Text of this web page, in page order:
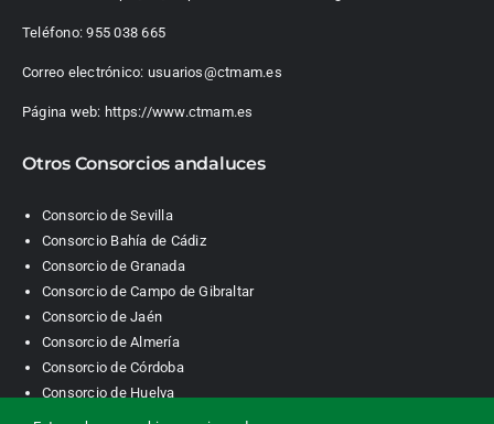
Teléfono:955 038 665
Correo electrónico: usuarios@ctmam.es
Página web: https://www.ctmam.es
Otros Consorcios andaluces
Consorcio de Sevilla
Consorcio Bahía de Cádiz
Consorcio de Granada
Consorcio de Campo de Gibraltar
Consorcio de Jaén
Consorcio de Almería
Consorcio de Córdoba
Consorcio de Huelva